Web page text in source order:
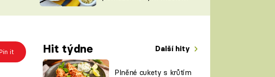
ŠÉFREDAKTORKY
ČASOPIS
it Hit týdne Další hity
Plněné cukety s krůtím